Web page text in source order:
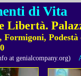
di Vita
Libertà.
at genialcompany.org)